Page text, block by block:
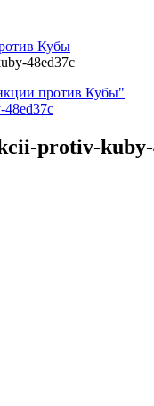
Кубы
48ed37c
против Кубы"
protiv-kuby-